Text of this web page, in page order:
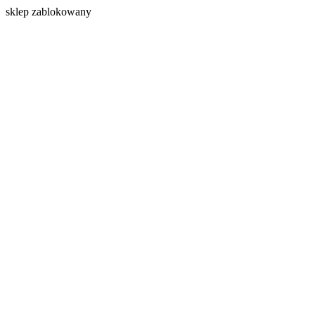
sklep zablokowany